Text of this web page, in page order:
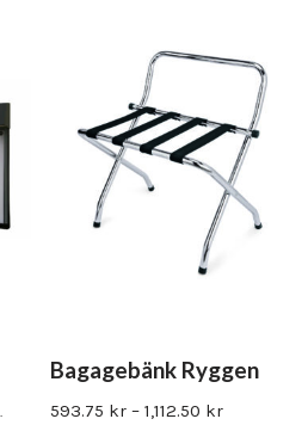
Bagagebänk Ryggen
593.75 kr – 1,112.50 kr